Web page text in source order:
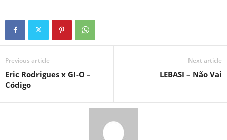
Previous article
Eric Rodrigues x GI-O –
Código
Next article
LEBASI – Não Vai